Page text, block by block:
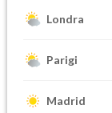
Londra
Parigi
Madrid